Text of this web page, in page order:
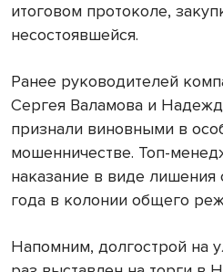
итоговом протоколе,
несостоявшейся.
Ранее руководителей
Сергея Валамова и
признали виновными в
мошенничестве. Топ-
наказание в виде
года в колонии общего
Напомним, долгострой на